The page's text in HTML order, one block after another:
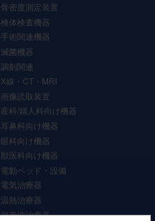
骨密度測定装置
検体検査機器
手術関連機器
滅菌機器
調剤関連
X線・CT・MRI
画像読取装置
産科/婦人科向け機器
耳鼻科向け機器
眼科向け機器
獣医科向け機器
電動ベッド・設備
電気治療器
温熱治療器
超音波治療器